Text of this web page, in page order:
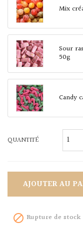
Mix
Sour
50g
Candy
QUANTITÉ
AJOUTER AU
 Rupture de stock